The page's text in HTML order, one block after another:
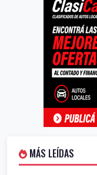
MÁS LEÍDAS